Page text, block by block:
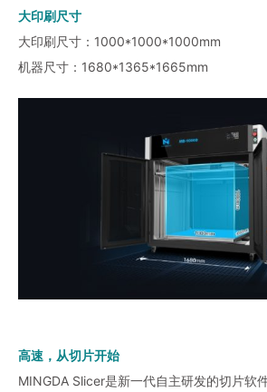
大印刷尺寸
大印刷尺寸：1000*1000*1000mm
机器尺寸：1680*1365*1665mm
高速，从切片开始
MINGDA Slicer是新一代自主研发的切片软